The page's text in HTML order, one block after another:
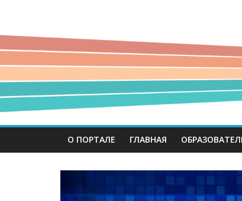
О ПОРТАЛЕ ГЛАВНАЯ